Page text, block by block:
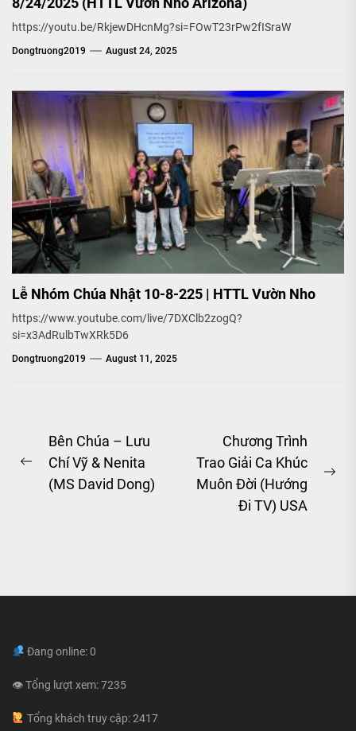
https://youtu.be/RkjewDHcnMg?si=FOwT23rPw2fISraW
Dongtruong2019 August 24, 2025
Lễ Nhóm Chúa Nhật 10-8-225 | HTTL Vườn Nho
https://www.youtube.com/live/7DXClb2zogQ?
si=x3AdRulbTwXRk5D6
Dongtruong2019 August 11, 2025
Post
navigation
Previous
post:
Bên Chúa – Lưu
Chí Vỹ & Nenita
(MS David Dong)
Chương Trình
Trao Giải Ca Khúc
Muôn Đời (Hướng
Đi TV) USA
Đang online: 0
👁 Tổng lượt xem: 7235
Tổng khách truy cập: 2417